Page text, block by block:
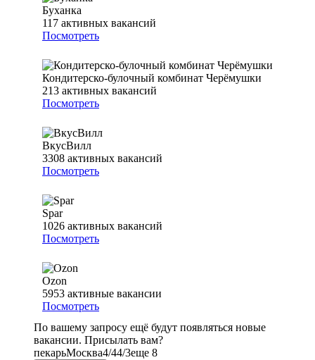
Буханка
117 активных вакансий
Посмотреть
Кондитерско-булочный комбинат Черёмушки
213 активных вакансий
Посмотреть
ВкусВилл
3308 активных вакансий
Посмотреть
Spar
1026 активных вакансий
Посмотреть
Ozon
5953 активные вакансии
Посмотреть
По вашему запросу ещё будут появляться новые
вакансии. Присылать вам?
пекарьМосква4/44/3еще 8